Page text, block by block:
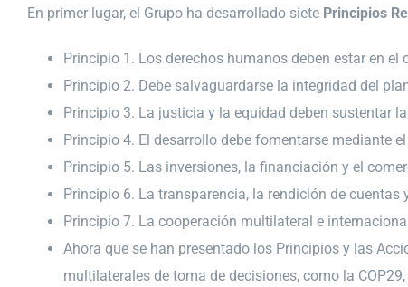
En primer lugar, el Grupo ha desarrollado siete Principios
Principio 1. Los derechos humanos deben estar en
Principio 2. Debe salvaguardarse la integridad del
Principio 3. La justicia y la equidad deben sustentar
Principio 4. El desarrollo debe fomentarse mediante
Principio 5. Las inversiones, la financiación y el
Principio 6. La transparencia, la rendición de
Principio 7. La cooperación multilateral e
Ahora que se han presentado los Principios y las
multilaterales de toma de decisiones, como la